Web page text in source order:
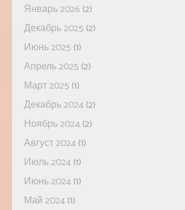
Январь 2026(2)
Декабрь 2025(2)
Июнь 2025(1)
Апрель 2025(2)
Март 2025(1)
Декабрь 2024(2)
Ноябрь 2024(2)
Август 2024(1)
Июль 2024(1)
Июнь 2024(1)
Май 2024(1)